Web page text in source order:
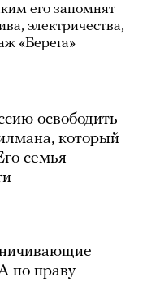
его запомнят
электричества,
«Берега»
освободить
который
семья
по праву